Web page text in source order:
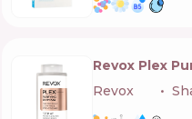
Revox Plex
Revox